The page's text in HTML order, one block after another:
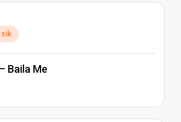
Baila Me